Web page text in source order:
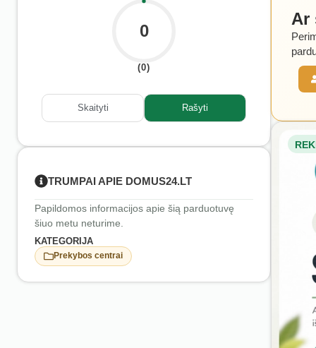
0
(0)
Skaityti Rašyti
TRUMPAI APIE DOMUS24.LT
Papildomos informacijos apie šią parduotuvę
šiuo metu neturime.
KATEGORIJA
Prekybos centrai
Ar